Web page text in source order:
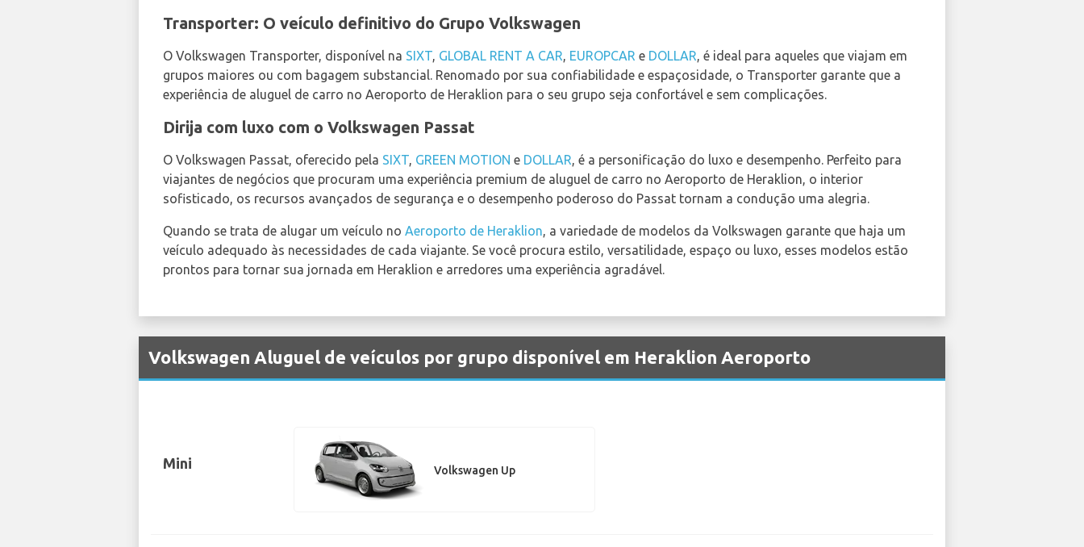
Transporter: O veículo definitivo do Grupo Volkswagen
O Volkswagen Transporter, disponível na SIXT, GLOBAL RENT A CAR, EUROPCAR e DOLLAR, é ideal para aqueles que viajam em
grupos maiores ou com bagagem substancial. Renomado por sua confiabilidade e espaçosidade, o Transporter garante que a
experiência de aluguel de carro no Aeroporto de Heraklion para o seu grupo seja confortável e sem complicações.
Dirija com luxo com o Volkswagen Passat
O Volkswagen Passat, oferecido pela SIXT, GREEN MOTION e DOLLAR, é a personificação do luxo e desempenho. Perfeito para
viajantes de negócios que procuram uma experiência premium de aluguel de carro no Aeroporto de Heraklion, o interior
sofisticado, os recursos avançados de segurança e o desempenho poderoso do Passat tornam a condução uma alegria.
Quando se trata de alugar um veículo no Aeroporto de Heraklion, a variedade de modelos da Volkswagen garante que haja um
veículo adequado às necessidades de cada viajante. Se você procura estilo, versatilidade, espaço ou luxo, esses modelos estão
prontos para tornar sua jornada em Heraklion e arredores uma experiência agradável.
Volkswagen Aluguel de veículos por grupo disponível em Heraklion Aeroporto
Mini Volkswagen Up